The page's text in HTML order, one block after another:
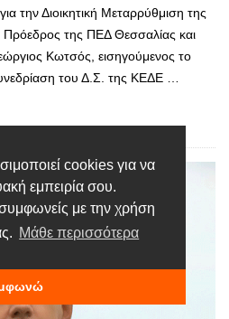
cookies για να
εμπειρία σου.
με την χρήση
Μάθε περισσότερα
την Διοικητική Μεταρρύθμιση της
Πρόεδρος της ΠΕΔ Θεσσαλίας και
Κωτσός, εισηγούμενος το
του Δ.Σ. της ΚΕΔΕ …